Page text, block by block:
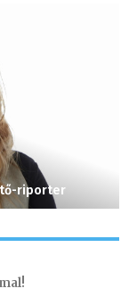
riporter